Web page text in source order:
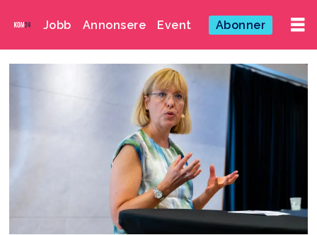
Jobb Annonsere Event Abonner